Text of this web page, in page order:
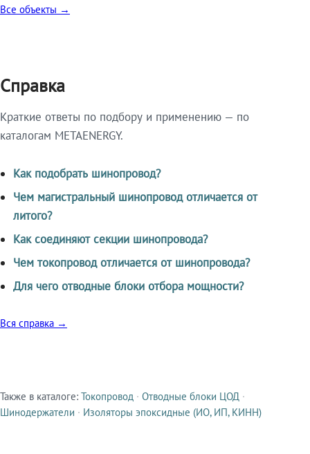
Все объекты →
Справка
Краткие ответы по подбору и применению — по
каталогам METAENERGY.
Как подобрать шинопровод?
Чем магистральный шинопровод отличается от
литого?
Как соединяют секции шинопровода?
Чем токопровод отличается от шинопровода?
Для чего отводные блоки отбора мощности?
Вся справка →
Смежные продукты
Также в каталоге: Токопровод · Отводные блоки ЦОД ·
Шинодержатели · Изоляторы эпоксидные (ИО, ИП, КИНН)